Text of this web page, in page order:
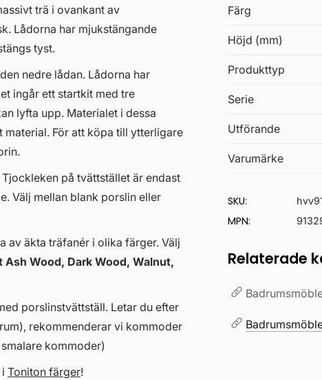
trä i ovankant av
Lådorna har mjukstängande
tyst.
nedre lådan. Lådorna har
ingår ett startkit med tre
lyfta upp. Materialet i dessa
För att köpa till ytterligare
på tvättstället är endast
Välj mellan blank porslin eller
av äkta träfanér i olika färger. Välj
Ash Wood, Dark Wood, Walnut,
porslinstvättställ. Letar du efter
rekommenderar vi kommoder
kommoder)
Toniton färger!
Färg
Höjd (mm)
Produkttyp
Serie
Utförande
Varumärke
SKU:
MPN:
Relaterade